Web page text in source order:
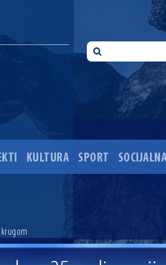
KULTURA SPORT
vrtiće upisan rekordan broj djece, te najavio cjelovitu